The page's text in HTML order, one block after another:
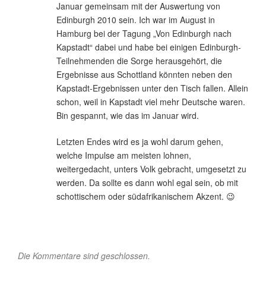
Januar gemeinsam mit der Auswertung von
Edinburgh 2010 sein. Ich war im August in
Hamburg bei der Tagung „Von Edinburgh nach
Kapstadt“ dabei und habe bei einigen Edinburgh-
Teilnehmenden die Sorge herausgehört, die
Ergebnisse aus Schottland könnten neben den
Kapstadt-Ergebnissen unter den Tisch fallen. Allein
schon, weil in Kapstadt viel mehr Deutsche waren.
Bin gespannt, wie das im Januar wird.
Letzten Endes wird es ja wohl darum gehen,
welche Impulse am meisten lohnen,
weitergedacht, unters Volk gebracht, umgesetzt zu
werden. Da sollte es dann wohl egal sein, ob mit
schottischem oder südafrikanischem Akzent. 😉
Die Kommentare sind geschlossen.